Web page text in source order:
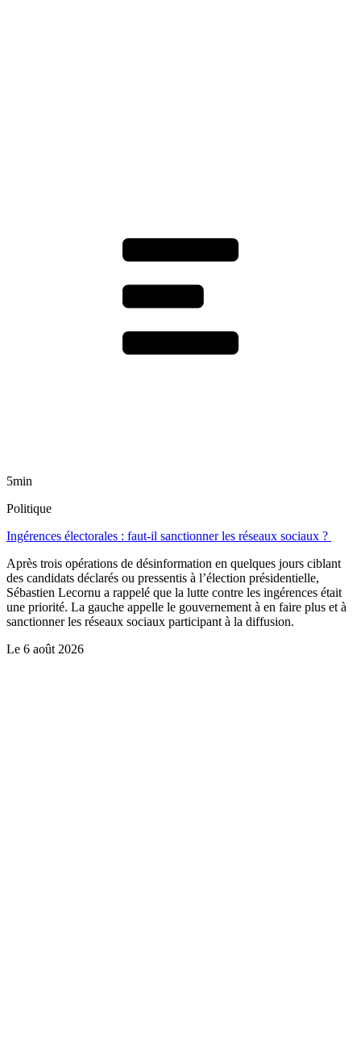
5min
Politique
Ingérences électorales : faut-il sanctionner les réseaux sociaux ?
Après trois opérations de désinformation en quelques jours ciblant
des candidats déclarés ou pressentis à l’élection présidentielle,
Sébastien Lecornu a rappelé que la lutte contre les ingérences était
une priorité. La gauche appelle le gouvernement à en faire plus et à
sanctionner les réseaux sociaux participant à la diffusion.
Le 6 août 2026